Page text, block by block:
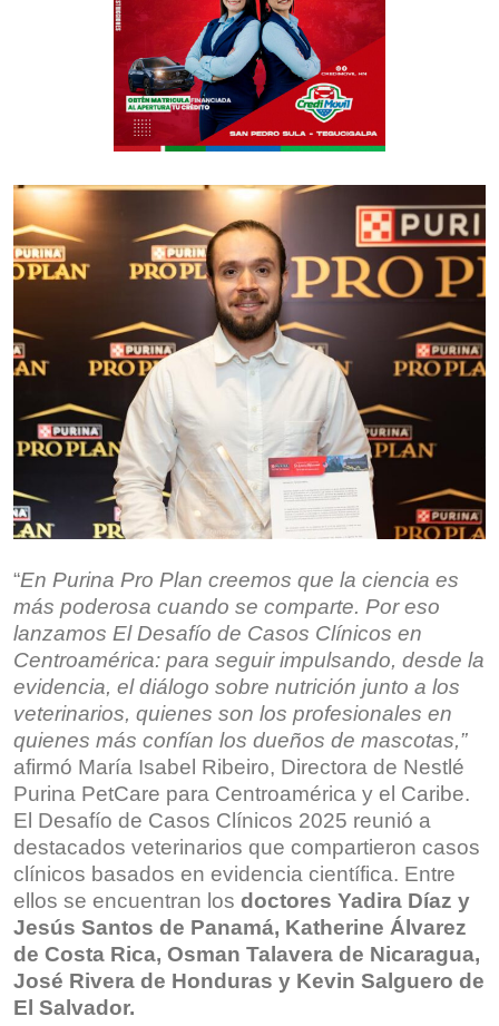
“En Purina Pro Plan creemos que la ciencia es
más poderosa cuando se comparte. Por eso
lanzamos El Desafío de Casos Clínicos en
Centroamérica: para seguir impulsando, desde la
evidencia, el diálogo sobre nutrición junto a los
veterinarios, quienes son los profesionales en
quienes más confían los dueños de mascotas,”
afirmó María Isabel Ribeiro, Directora de Nestlé
Purina PetCare para Centroamérica y el Caribe.
El Desafío de Casos Clínicos 2025 reunió a
destacados veterinarios que compartieron casos
clínicos basados en evidencia científica. Entre
ellos se encuentran los doctores Yadira Díaz y
Jesús Santos de Panamá, Katherine Álvarez
de Costa Rica, Osman Talavera de Nicaragua,
José Rivera de Honduras y Kevin Salguero de
El Salvador.